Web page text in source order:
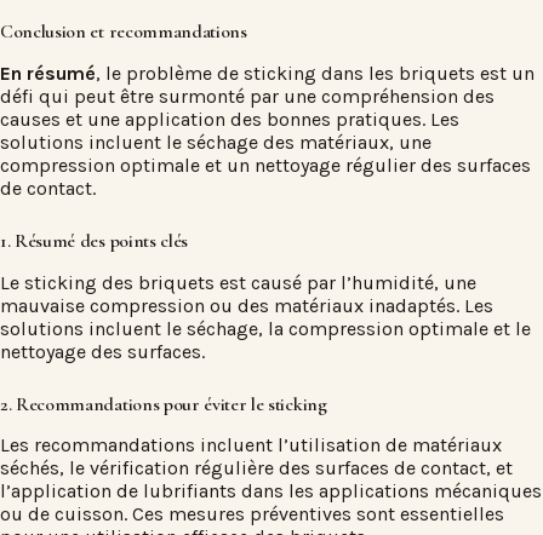
Conclusion et recommandations
En résumé, le problème de sticking dans les briquets est un
défi qui peut être surmonté par une compréhension des
causes et une application des bonnes pratiques. Les
solutions incluent le séchage des matériaux, une
compression optimale et un nettoyage régulier des surfaces
de contact.
1. Résumé des points clés
Le sticking des briquets est causé par l’humidité, une
mauvaise compression ou des matériaux inadaptés. Les
solutions incluent le séchage, la compression optimale et le
nettoyage des surfaces.
2. Recommandations pour éviter le sticking
Les recommandations incluent l’utilisation de matériaux
séchés, le vérification régulière des surfaces de contact, et
l’application de lubrifiants dans les applications mécaniques
ou de cuisson. Ces mesures préventives sont essentielles